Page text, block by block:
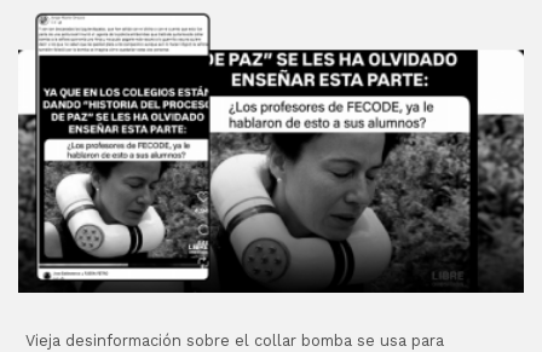
Vieja desinformación sobre el collar bomba se usa para